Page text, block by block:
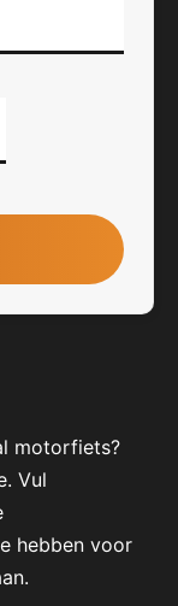
motorfiets?
Vul
hebben voor